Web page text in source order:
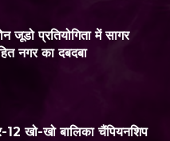
जूडो प्रतियोगिता में सागर
नगर का दबदबा
12 खो-खो बालिका चैंपियनशिप